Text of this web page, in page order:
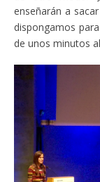
enseñarán a
dispongamos
de unos minutos